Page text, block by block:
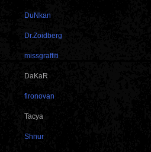
DuNkan
Dr.Zoidberg
missgraffiti
DaKaR
fironovan
Tacya
Shnur